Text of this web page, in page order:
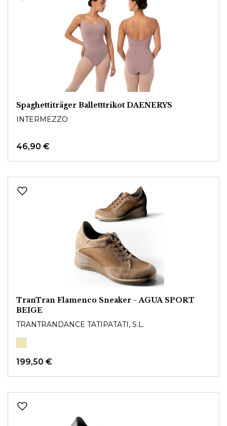
Spaghettiträger Balletttrikot DAENERYS
INTERMEZZO
46,90 €
TranTran Flamenco Sneaker - AGUA SPORT
BEIGE
TRANTRANDANCE TATIPATATI, S.L.
199,50 €